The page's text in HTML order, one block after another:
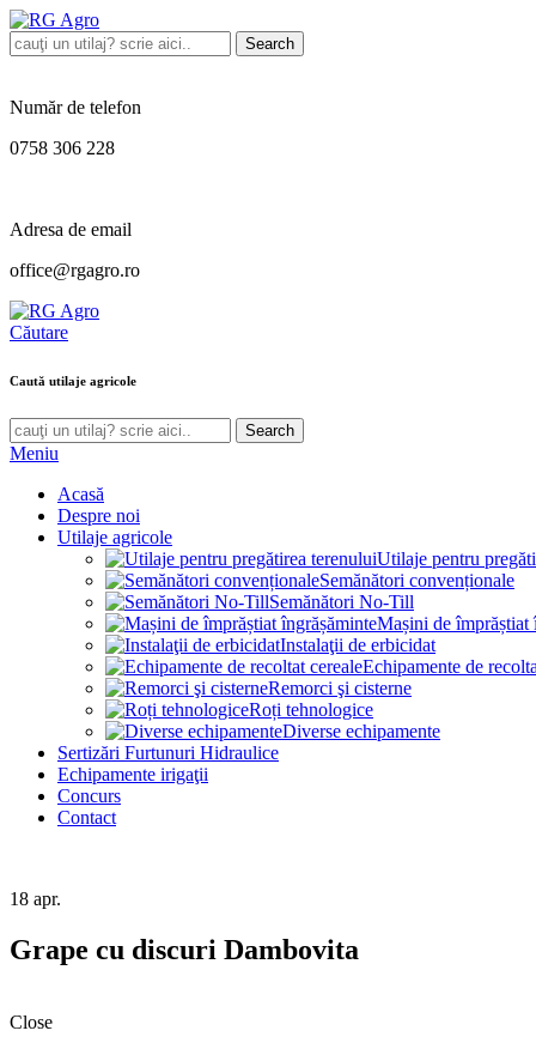
Search
Număr de telefon
0758 306 228
Adresa de email
office@rgagro.ro
Căutare
Caută utilaje agricole
Search
Meniu
Acasă
Despre noi
Utilaje agricole
Utilaje pentru
Semănători convenționale
Semănători No-Till
Mașini de împrăștiat
Instalaţii de erbicidat
Echipamente de
Remorci şi cisterne
Roți tehnologice
Diverse echipamente
Sertizări Furtunuri Hidraulice
Echipamente irigaţii
Concurs
Contact
18 apr.
Grape cu discuri Dambovita
Close